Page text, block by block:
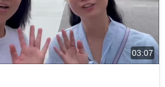
03:07